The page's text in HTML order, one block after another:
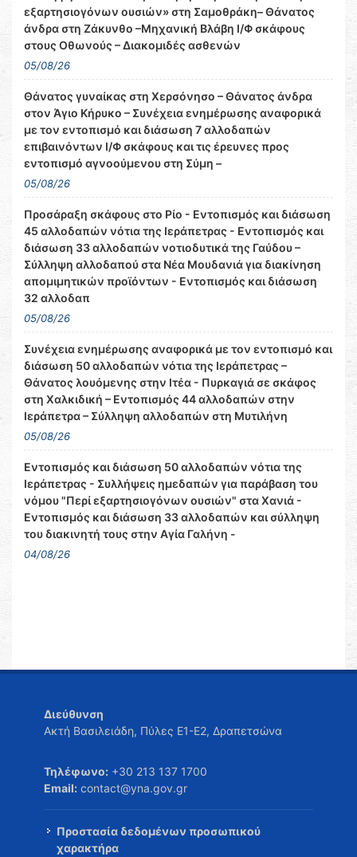
εξαρτησιογόνων ουσιών» στη Σαμοθράκη– Θάνατος
άνδρα στη Ζάκυνθο –Μηχανική Βλάβη Ι/Φ σκάφους
στους Οθωνούς – Διακομιδές ασθενών
05/08/26
Θάνατος γυναίκας στη Χερσόνησο – Θάνατος άνδρα
στον Άγιο Κήρυκο – Συνέχεια ενημέρωσης αναφορικά
με τον εντοπισμό και διάσωση 7 αλλοδαπών
επιβαινόντων Ι/Φ σκάφους και τις έρευνες προς
εντοπισμό αγνοούμενου στη Σύμη –
05/08/26
Προσάραξη σκάφους στο Ρίο - Εντοπισμός και διάσωση
45 αλλοδαπών νότια της Ιεράπετρας - Εντοπισμός και
διάσωση 33 αλλοδαπών νοτιοδυτικά της Γαύδου –
Σύλληψη αλλοδαπού στα Νέα Μουδανιά για διακίνηση
απομιμητικών προϊόντων - Εντοπισμός και διάσωση
32 αλλοδαπ
05/08/26
Συνέχεια ενημέρωσης αναφορικά με τον εντοπισμό και
διάσωση 50 αλλοδαπών νότια της Ιεράπετρας –
Θάνατος λουόμενης στην Ιτέα - Πυρκαγιά σε σκάφος
στη Χαλκιδική – Εντοπισμός 44 αλλοδαπών στην
Ιεράπετρα – Σύλληψη αλλοδαπών στη Μυτιλήνη
05/08/26
Εντοπισμός και διάσωση 50 αλλοδαπών νότια της
Ιεράπετρας - Συλλήψεις ημεδαπών για παράβαση του
νόμου "Περί εξαρτησιογόνων ουσιών" στα Χανιά -
Εντοπισμός και διάσωση 33 αλλοδαπών και σύλληψη
του διακινητή τους στην Αγία Γαλήνη -
04/08/26
Διεύθυνση
Ακτή Βασιλειάδη, Πύλες Ε1-Ε2, Δραπετσώνα
Τηλέφωνο: +30 213 137 1700
Email: contact@yna.gov.gr
Προστασία δεδομένων προσωπικού
χαρακτήρα